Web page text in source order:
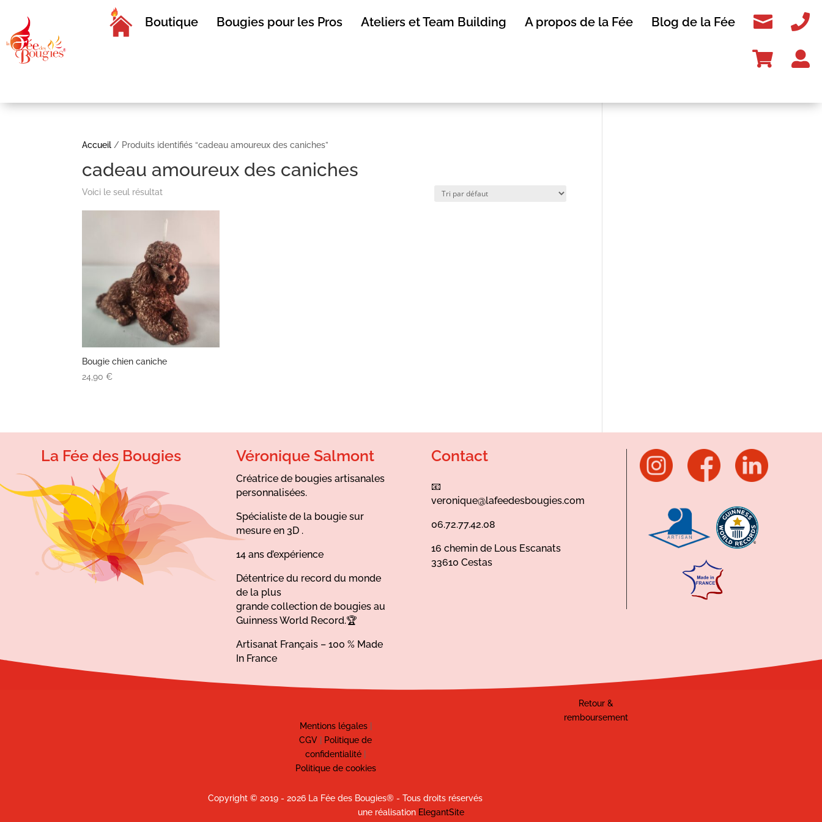
Boutique Bougies pour les Pros Ateliers et Team Building A propos de la Fée Blog de la Fée  
 
Accueil / Produits identifiés “cadeau amoureux des caniches”
cadeau amoureux des caniches
Voici le seul résultat
Bougie chien caniche
24,90€
La Fée des Bougies Véronique Salmont
Créatrice de bougies artisanales
personnalisées.
Spécialiste de la bougie sur
mesure en 3D .
14 ans d’expérience
Détentrice du record du monde
de la plus
grande collection de bougies au
Guinness World Record.🏆
Artisanat Français – 100 % Made
In France
Contact
📧
veronique@lafeedesbougies.com
06.72.77.42.08
16 chemin de Lous Escanats
33610 Cestas
Mentions légales|
CGV
Politique de
confidentialité
Politique de cookies
Retour &
remboursement
Copyright © 2019 - 2026 La Fée des Bougies® - Tous droits réservés
une réalisation ElegantSite